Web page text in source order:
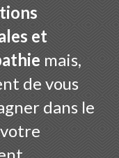
et
mais,
de vous
dans le